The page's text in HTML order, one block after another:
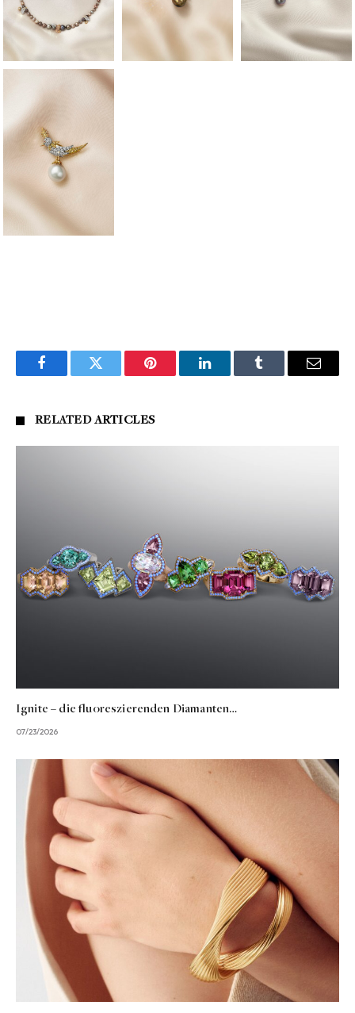
FacebookTwitter Pinterest LinkedInTumblr Email
RELATEDARTICLES
Ignite – die fluoreszierenden Diamanten…
07/23/2026